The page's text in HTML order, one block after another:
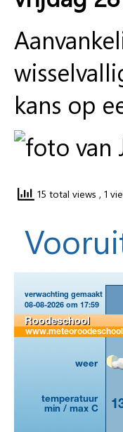
kans op
15 total views , 1